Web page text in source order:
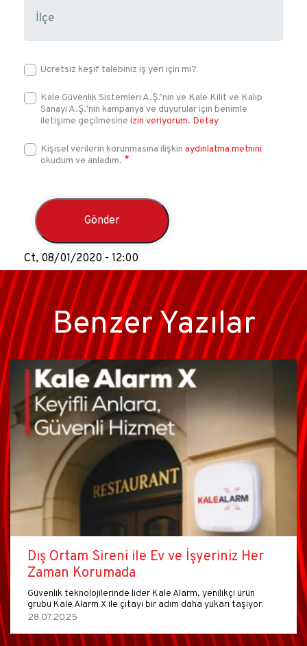
Ücretsiz keşif talebiniz iş yeri için mi?
Kale Güvenlik Sistemleri A.Ş.’nin ve Kale Kilit ve Kalıp
Sanayi A.Ş.’nin kampanya ve duyurular için benimle
iletişime geçilmesine izin veriyorum. Detay
Kişisel verilerin korunmasına ilişkin aydınlatma metnini
okudum ve anladım.
Ct, 08/01/2020 - 12:00
Benzer Yazılar
Dış Ortam Sireni ile Ev ve İşyeriniz Her
Zaman Korumada
Güvenlik teknolojilerinde lider Kale Alarm, yenilikçi ürün
grubu Kale Alarm X ile çıtayı bir adım daha yukarı taşıyor.
28.07.2025